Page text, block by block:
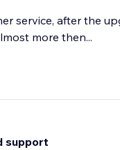
service, after the
more then...
support